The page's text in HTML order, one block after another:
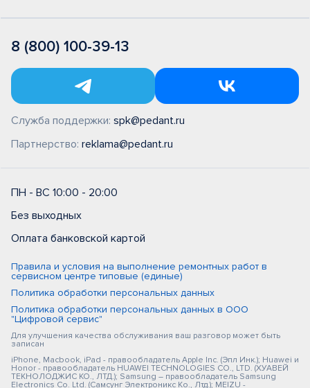
8 (800) 100-39-13
Служба поддержки: spk@pedant.ru
Партнерство: reklama@pedant.ru
ПН - ВС 10:00 - 20:00
Без выходных
Оплата банковской картой
Правила и условия на выполнение ремонтных работ в
сервисном центре типовые (единые)
Политика обработки персональных данных
Политика обработки персональных данных в ООО
"Цифровой сервис"
Для улучшения качества обслуживания ваш разговор может быть
записан
iPhone, Macbook, iPad - правообладатель Apple Inc. (Эпл Инк.); Huawei и
Honor - правообладатель HUAWEI TECHNOLOGIES CO., LTD. (ХУАВЕЙ
ТЕКНОЛОДЖИС КО., ЛТД.); Samsung – правообладатель Samsung
Electronics Co. Ltd. (Самсунг Электроникс Ко., Лтд.); MEIZU -